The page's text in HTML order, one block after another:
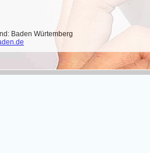
Baden Würtemberg
AG, 30650 Hannover